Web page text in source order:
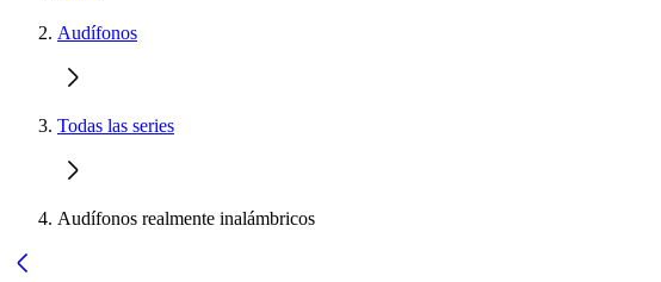
Audífonos
Todas las series
Audífonos realmente inalámbricos